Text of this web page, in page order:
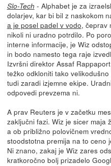
Slo-Tech - Alphabet je za
dolarjev, kar bi bil z naskokom
a je posel padel v vodo, čeprav
nikoli ni uradno potrdilo. Po
interne informacije, je Wiz
in bodo namesto tega raje
Izvršni direktor Assaf
težko odkloniti tako
tudi zaradi izjemne ekipe.
odpovedi prevzema ni.
A prav Reuters je v začetku
zaključni fazi. Wiz je sicer maja
a ob približno polovičnem
stoodstotna premija na to ceno
Ni znano, zakaj je Wiz zares
kratkoročno bolj prizadelo